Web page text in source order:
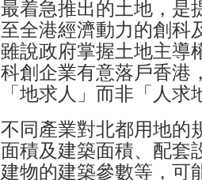
最着急推出的土地，是
至全港經濟動力的創科
雖說政府掌握土地主導
科創企業有意落戶香港
「地求人」而非「人求
不同產業對北都用地的
面積及建築面積、配套
建物的建築參數等，可